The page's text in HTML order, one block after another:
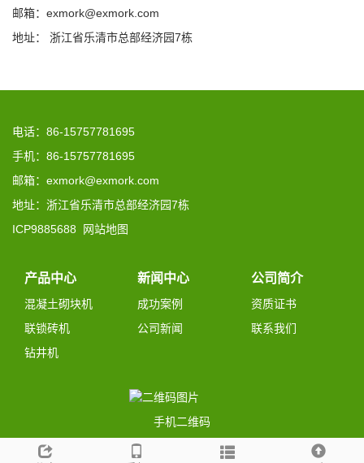
邮箱：exmork@exmork.com
地址： 浙江省乐清市总部经济园7栋
电话：86-15757781695
手机：86-15757781695
邮箱：exmork@exmork.com
地址：浙江省乐清市总部经济园7栋
ICP9885688
网站地图
产品中心
混凝土砌块机
联锁砖机
钻井机
新闻中心
成功案例
公司新闻
公司简介
资质证书
联系我们
手机二维码